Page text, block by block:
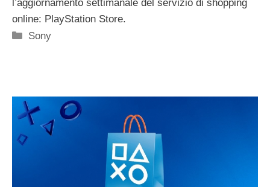
l’aggiornamento settimanale del servizio di shopping
online: PlayStation Store.
Categorie
Sony